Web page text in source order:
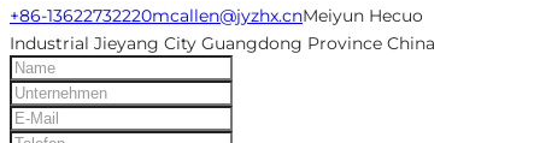
+86-13622732220mcallen@jyzhx.cnMeiyun Hecuo
Industrial Jieyang City Guangdong Province China